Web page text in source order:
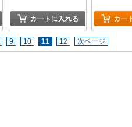
アイドルだらけの水
泳大会~
9 10 11 12 次ページ